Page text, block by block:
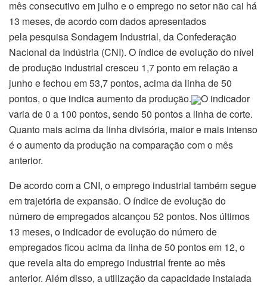
mês consecutivo em julho e o emprego no setor não cai há
13 meses, de acordo com dados apresentados
pela pesquisa Sondagem Industrial, da Confederação
Nacional da Indústria (CNI). O índice de evolução do nível
de produção industrial cresceu 1,7 ponto em relação a
junho e fechou em 53,7 pontos, acima da linha de 50
pontos, o que indica aumento da produção.
O indicador
varia de 0 a 100 pontos, sendo 50 pontos a linha de corte.
Quanto mais acima da linha divisória, maior e mais intenso
é o aumento da produção na comparação com o mês
anterior.
De acordo com a CNI, o emprego industrial também segue
em trajetória de expansão. O índice de evolução do
número de empregados alcançou 52 pontos. Nos últimos
13 meses, o indicador de evolução do número de
empregados ficou acima da linha de 50 pontos em 12, o
que revela alta do emprego industrial frente ao mês
anterior. Além disso, a utilização da capacidade instalada